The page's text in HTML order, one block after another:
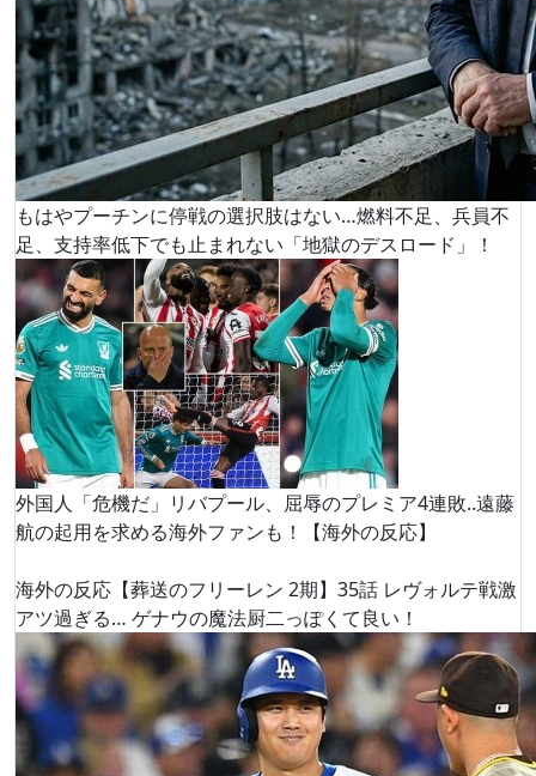
もはやプーチンに停戦の選択肢はない…燃料不足、兵員不
足、支持率低下でも止まれない「地獄のデスロード」！
外国人「危機だ」リバプール、屈辱のプレミア4連敗..遠藤
航の起用を求める海外ファンも！【海外の反応】
海外の反応【葬送のフリーレン 2期】35話 レヴォルテ戦激
アツ過ぎる… ゲナウの魔法厨二っぽくて良い！